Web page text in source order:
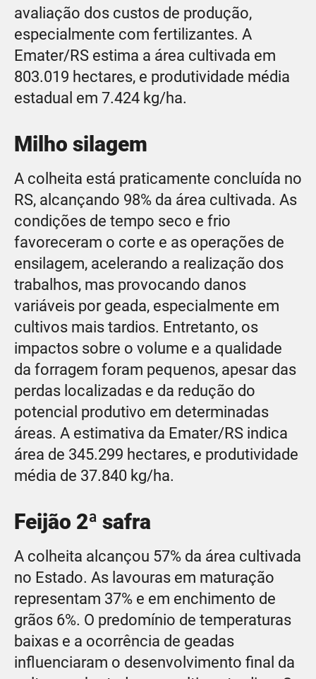
avaliação dos custos de produção,
especialmente com fertilizantes. A
Emater/RS estima a área cultivada em
803.019 hectares, e produtividade média
estadual em 7.424 kg/ha.
Milho silagem
A colheita está praticamente concluída no
RS, alcançando 98% da área cultivada. As
condições de tempo seco e frio
favoreceram o corte e as operações de
ensilagem, acelerando a realização dos
trabalhos, mas provocando danos
variáveis por geada, especialmente em
cultivos mais tardios. Entretanto, os
impactos sobre o volume e a qualidade
da forragem foram pequenos, apesar das
perdas localizadas e da redução do
potencial produtivo em determinadas
áreas. A estimativa da Emater/RS indica
área de 345.299 hectares, e produtividade
média de 37.840 kg/ha.
Feijão 2ª safra
A colheita alcançou 57% da área cultivada
no Estado. As lavouras em maturação
representam 37% e em enchimento de
grãos 6%. O predomínio de temperaturas
baixas e a ocorrência de geadas
influenciaram o desenvolvimento final da